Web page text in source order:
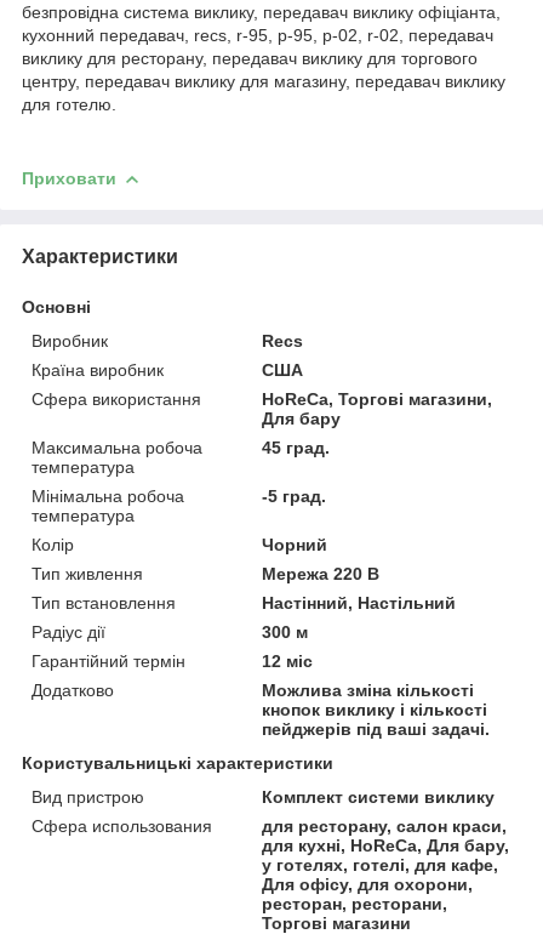
безпровідна система виклику, передавач виклику офіціанта,
кухонний передавач, recs, r-95, р-95, р-02, r-02, передавач
виклику для ресторану, передавач виклику для торгового
центру, передавач виклику для магазину, передавач виклику
для готелю.
Приховати
Характеристики
Основні
Виробник
Recs
Країна виробник
США
Сфера використання
HoReCa, Торгові магазини,
Для бару
Максимальна робоча
температура
45 град.
Мінімальна робоча
температура
-5 град.
Колір
Чорний
Тип живлення
Мережа 220 В
Тип встановлення
Настінний, Настільний
Радіус дії
300 м
Гарантійний термін
12 міс
Додатково
Можлива зміна кількості
кнопок виклику і кількості
пейджерів під ваші задачі.
Користувальницькі характеристики
Вид пристрою
Комплект системи виклику
Сфера использования
для ресторану, салон краси,
для кухні, HoReCa, Для бару,
у готелях, готелі, для кафе,
Для офісу, для охорони,
ресторан, ресторани,
Торгові магазини